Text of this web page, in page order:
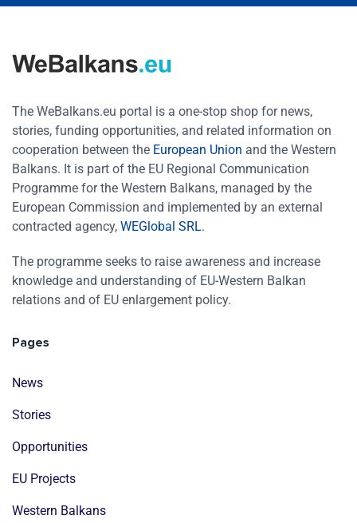
The WeBalkans.eu portal is a one-stop shop for news,
stories, funding opportunities, and related information on
cooperation between the European Union and the Western
Balkans. It is part of the EU Regional Communication
Programme for the Western Balkans, managed by the
European Commission and implemented by an external
contracted agency, WEGlobal SRL.
The programme seeks to raise awareness and increase
knowledge and understanding of EU-Western Balkan
relations and of EU enlargement policy.
Pages
News
Stories
Opportunities
EU Projects
Western Balkans